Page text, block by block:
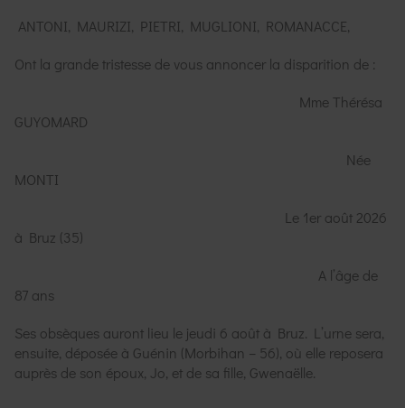
ANTONI, MAURIZI, PIETRI, MUGLIONI, ROMANACCE,
Ont la grande tristesse de vous annoncer la disparition de :
Mme Thérésa
GUYOMARD
Née
MONTI
Le 1er août 2026
à Bruz (35)
A l’âge de
87 ans
Ses obsèques auront lieu le jeudi 6 août à Bruz. L’urne sera,
ensuite, déposée à Guénin (Morbihan – 56), où elle reposera
auprès de son époux, Jo, et de sa fille, Gwenaëlle.